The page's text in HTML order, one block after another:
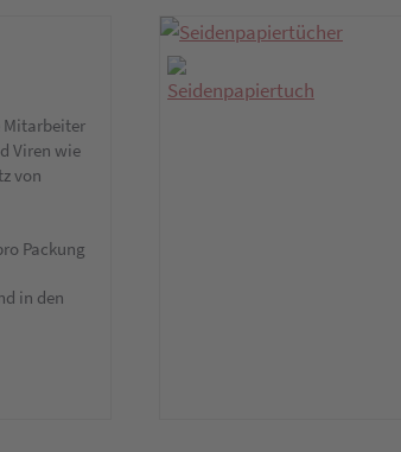
Mitarbeiter
Viren wie
von
Packung
in den